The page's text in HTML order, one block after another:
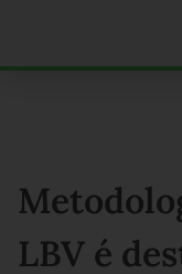
LBV é